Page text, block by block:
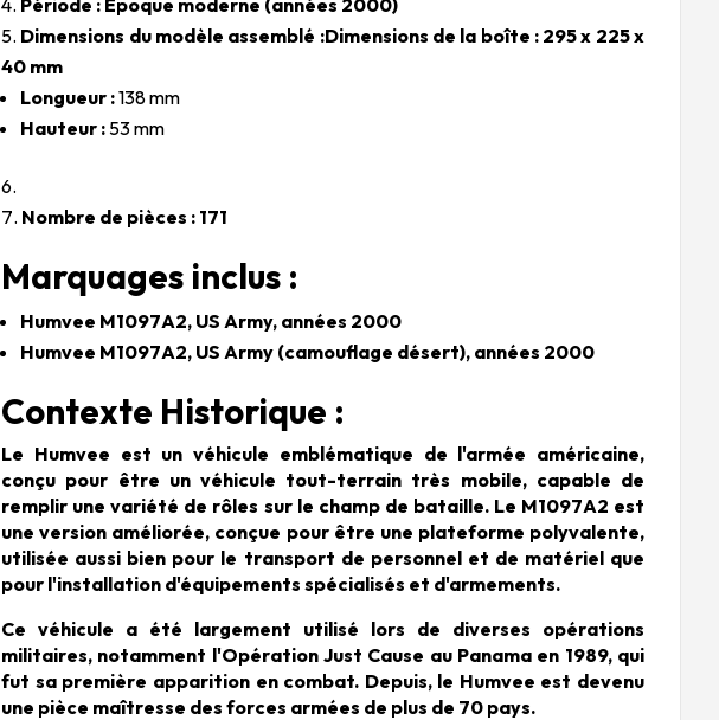
Dimensions du modèle assemblé :Dimensions de la boîte : 295 x 225 x
40 mm
Longueur :138 mm
Hauteur : 53 mm
Nombre de pièces : 171
Marquages inclus :
Humvee M1097A2, US Army, années 2000
Humvee M1097A2, US Army (camouflage désert), années 2000
Contexte Historique :
Le Humvee est un véhicule emblématique de l'armée américaine,
conçu pour être un véhicule tout-terrain très mobile, capable de
remplir une variété de rôles sur le champ de bataille. Le M1097A2 est
une version améliorée, conçue pour être une plateforme polyvalente,
utilisée aussi bien pour le transport de personnel et de matériel que
pour l'installation d'équipements spécialisés et d'armements.
Ce véhicule a été largement utilisé lors de diverses opérations
militaires, notamment l'Opération Just Cause au Panama en 1989, qui
fut sa première apparition en combat. Depuis, le Humvee est devenu
une pièce maîtresse des forces armées de plus de 70 pays.